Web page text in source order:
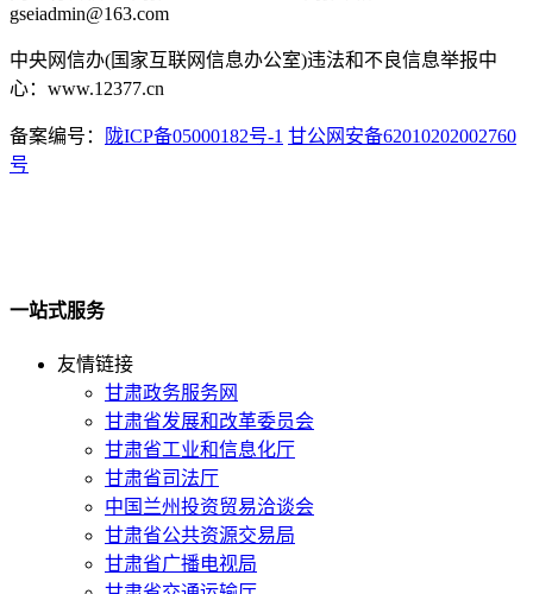
gseiadmin@163.com
中央网信办(国家互联网信息办公室)违法和不良信息举报中
心：www.12377.cn
备案编号： 陇ICP备05000182号-1 甘公网安备62010202002760
号
一站式服务
友情链接
甘肃政务服务网
甘肃省发展和改革委员会
甘肃省工业和信息化厅
甘肃省司法厅
中国兰州投资贸易洽谈会
甘肃省公共资源交易局
甘肃省广播电视局